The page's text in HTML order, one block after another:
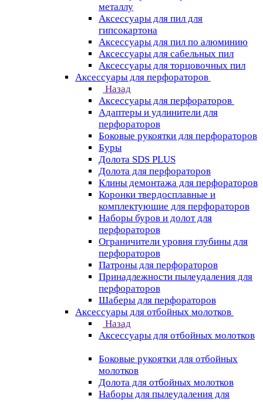
металлу
Аксессуары для пил для
гипсокартона
Аксессуары для пил по алюминию
Аксессуары для сабельных пил
Аксессуары для торцовочных пил
Аксессуары для перфораторов
Назад
Аксессуары для перфораторов
Адаптеры и удлинители для
перфораторов
Боковые рукоятки для перфораторов
Буры
Долота SDS PLUS
Долота для перфораторов
Клины демонтажа для перфораторов
Коронки твердосплавные и
комплектующие для перфораторов
Наборы буров и долот для
перфораторов
Ограничители уровня глубины для
перфораторов
Патроны для перфораторов
Принадлежности пылеудаления для
перфораторов
Шаберы для перфораторов
Аксессуары для отбойных молотков
Назад
Аксессуары для отбойных молотков
Боковые рукоятки для отбойных
молотков
Долота для отбойных молотков
Наборы для пылеудаления для